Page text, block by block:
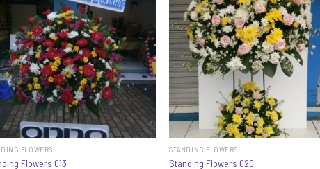
FLOWERS
Flowers 013
STANDING FLOWERS
Standing Flowers 020